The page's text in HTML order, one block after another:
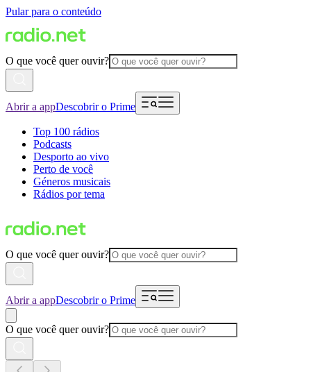
Pular para o conteúdo
O que você quer ouvir?
Abrir a appDescobrir o Prime
Top 100 rádios
Podcasts
Desporto ao vivo
Perto de você
Géneros musicais
Rádios por tema
O que você quer ouvir?
Abrir a appDescobrir o Prime
O que você quer ouvir?